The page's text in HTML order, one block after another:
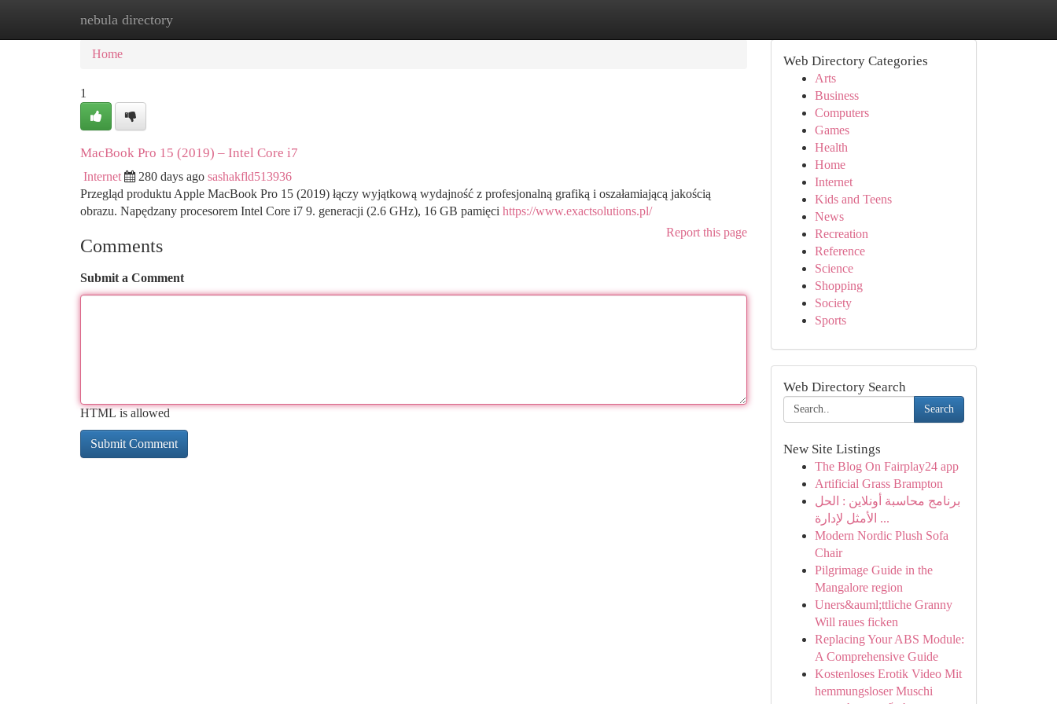
nebula directory
Home New Site Listings
Home
1
MacBook Pro 15 (2019) – Intel Core i7
Internet 280 days ago sashakfld513936
Przegląd produktu Apple MacBook Pro 15 (2019) łączy wyjątkową wydajność z profesjonalną grafiką i oszałamiającą jakością
obrazu. Napędzany procesorem Intel Core i7 9. generacji (2.6 GHz), 16 GB pamięci https://www.exactsolutions.pl/
Report this page
Comments
Submit a Comment
HTML is allowed
Web Directory Categories
Arts
Business
Computers
Games
Health
Home
Internet
Kids and Teens
News
Recreation
Reference
Science
Shopping
Society
Sports
Web Directory Search
Search
New Site Listings
The Blog On Fairplay24 app
Artificial Grass Brampton
برنامج محاسبة أونلاين : الحل
الأمثل لإدارة ...
Modern Nordic Plush Sofa
Chair
Pilgrimage Guide in the
Mangalore region
Uners&auml;ttliche Granny
Will raues ficken
Replacing Your ABS Module:
A Comprehensive Guide
Kostenloses Erotik Video Mit
hemmungsloser Muschi